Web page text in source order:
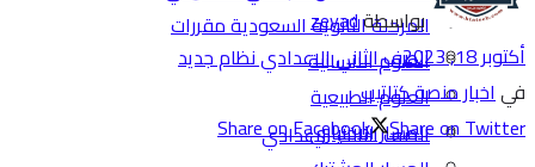
المرحلة الثانوية السعودية مقررات
العلوم الانسانية
العلوم الطبيعية
المسار الاختياري
الصف الثاني الاعدادي نظام جديد
الصف الثالث الاعدادي
بواسطةzeyad
أكتوبر 18, 2023
فياخبار منصة كتاتيب
Share on Facebook Share on Twitter